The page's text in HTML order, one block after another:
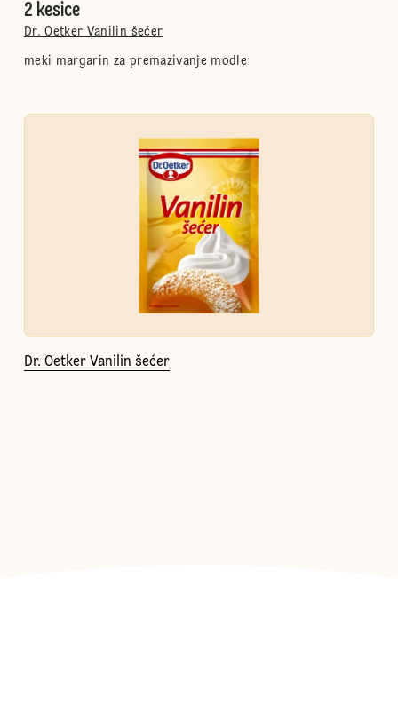
2 kesice
Dr. Oetker Vanilin šećer
meki margarin za premazivanje modle
Dr. Oetker Vanilin šećer